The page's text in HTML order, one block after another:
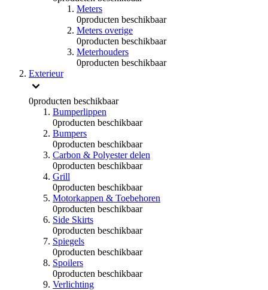
Meters
0producten beschikbaar
Meters overige
0producten beschikbaar
Meterhouders
0producten beschikbaar
Exterieur
0producten beschikbaar
Bumperlippen
0producten beschikbaar
Bumpers
0producten beschikbaar
Carbon & Polyester delen
0producten beschikbaar
Grill
0producten beschikbaar
Motorkappen & Toebehoren
0producten beschikbaar
Side Skirts
0producten beschikbaar
Spiegels
0producten beschikbaar
Spoilers
0producten beschikbaar
Verlichting